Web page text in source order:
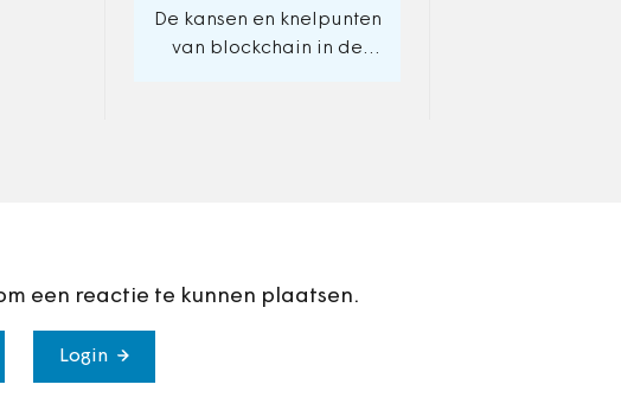
De kansen en knelpunten
van blockchain in de
een reactie te kunnen plaatsen.
Login